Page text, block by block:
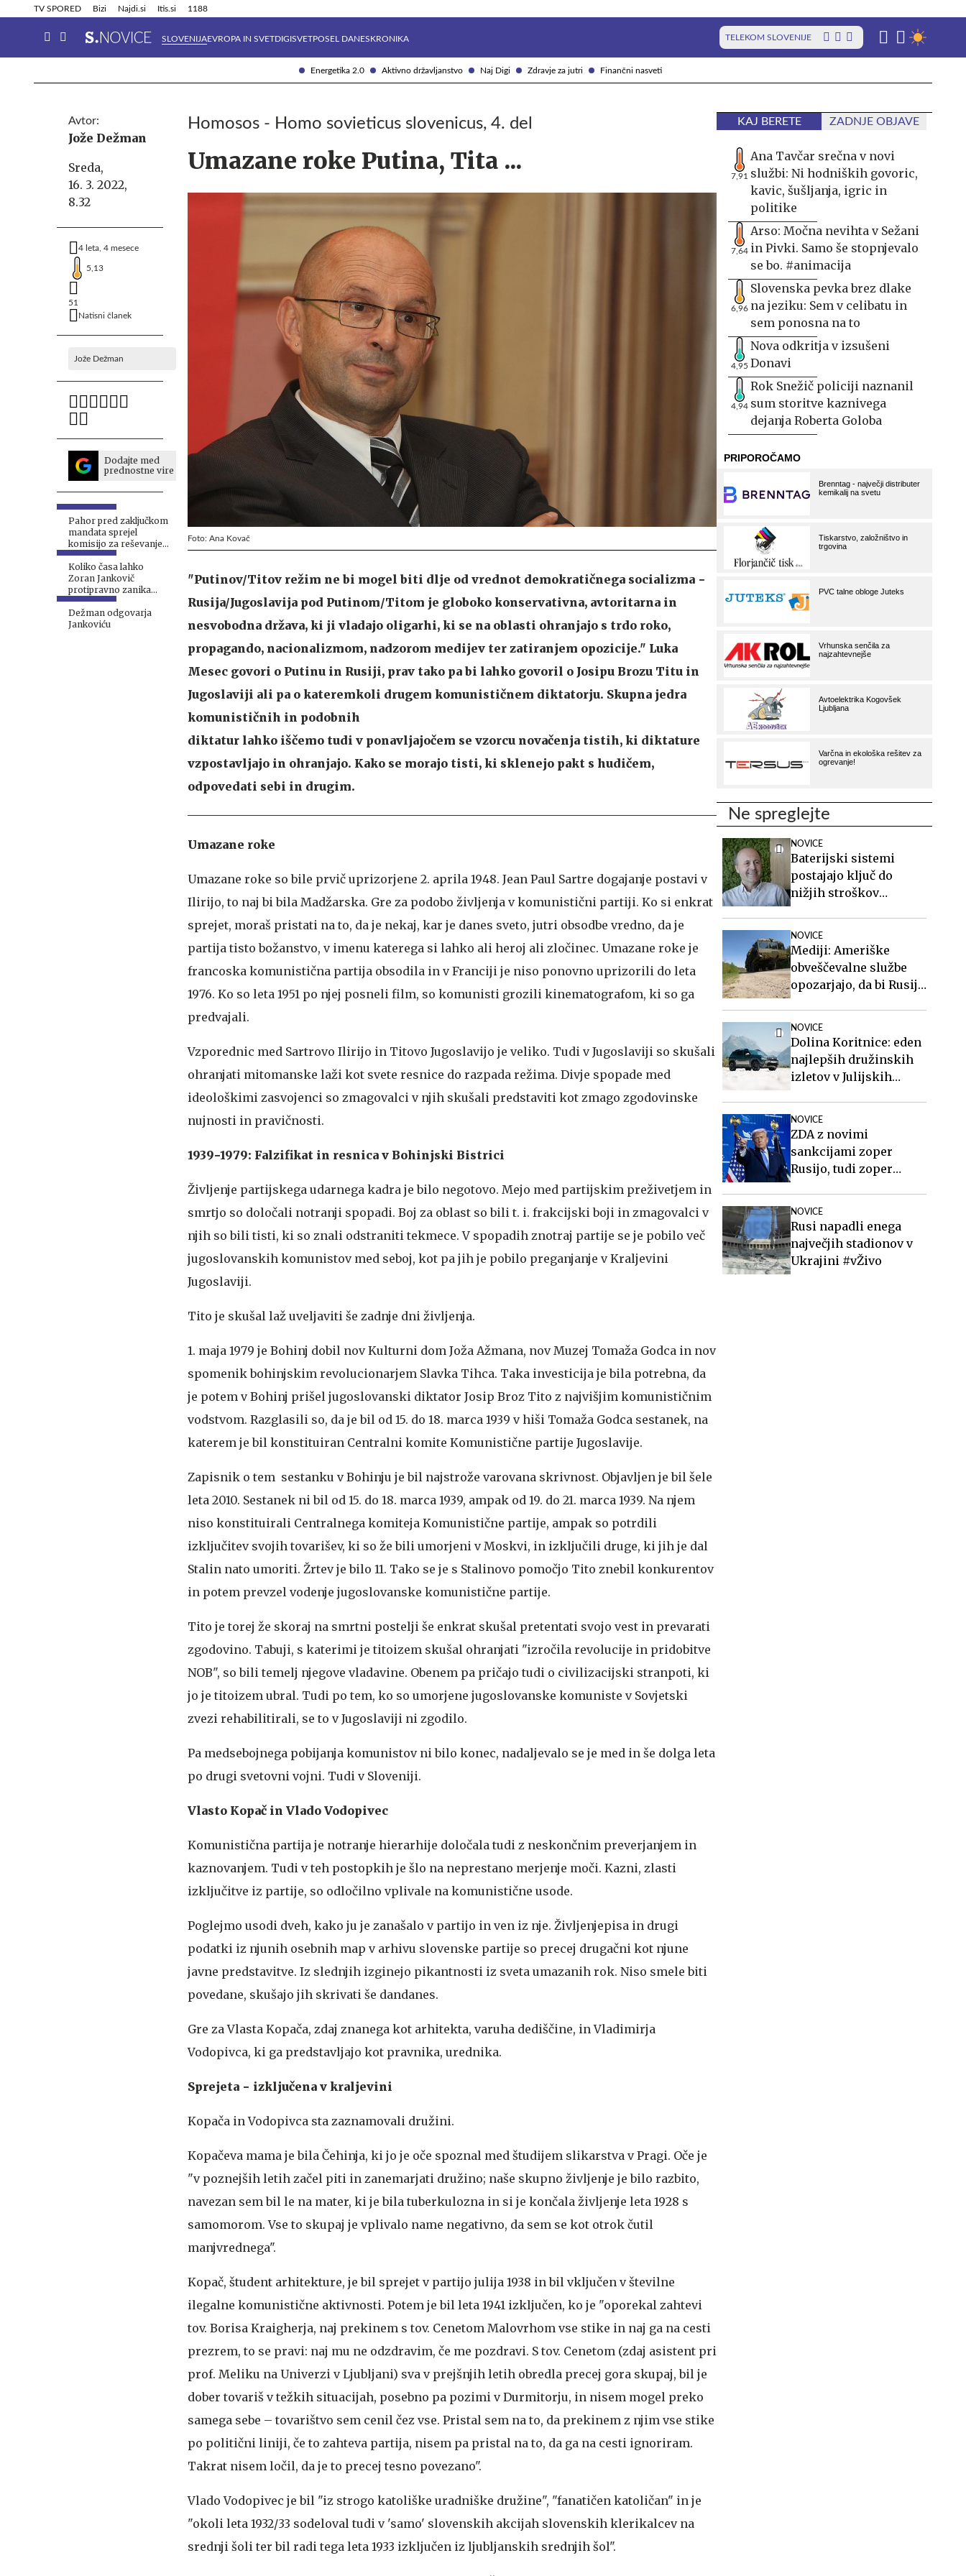
Energetika 2.0 Aktivno državljanstvo Naj Digi Zdravje za jutri Finančni nasveti
TV SPORED Bizi Najdi.si Itis.si 1188
SLOVENIJAEVROPA IN SVETDIGISVETPOSEL DANESKRONIKA TELEKOM SLOVENIJE
Info in obvestila Tehnik
Avtor:
Jože Dežman
Sreda,
16. 3. 2022,
8.32
4 leta, 4 mesece
5,13
51
Natisni članek
Jože Dežman
Dodajte med
prednostne vire
Pahor pred zaključkom
mandata sprejel
komisijo za reševanje
prikritih grobišč
Koliko časa lahko
Zoran Jankovič
protipravno zanika
pravico do groba in
spomina?
Dežman odgovarja
Jankoviću
Homosos - Homo sovieticus slovenicus, 4. del
Umazane roke Putina, Tita ...
Foto: Ana Kovač
"Putinov/Titov režim ne bi mogel biti dlje od vrednot demokratičnega socializma −
Rusija/Jugoslavija pod Putinom/Titom je globoko konservativna, avtoritarna in
nesvobodna država, ki ji vladajo oligarhi, ki se na oblasti ohranjajo s trdo roko,
propagando, nacionalizmom, nadzorom medijev ter zatiranjem opozicije." Luka
Mesec govori o Putinu in Rusiji, prav tako pa bi lahko govoril o Josipu Brozu Titu in
Jugoslaviji ali pa o kateremkoli drugem komunističnem diktatorju. Skupna jedra
komunističnih in podobnih
diktatur lahko iščemo tudi v ponavljajočem se vzorcu novačenja tistih, ki diktature
vzpostavljajo in ohranjajo. Kako se morajo tisti, ki sklenejo pakt s hudičem,
odpovedati sebi in drugim.
Umazane roke
Umazane roke so bile prvič uprizorjene 2. aprila 1948. Jean Paul Sartre dogajanje postavi v
Ilirijo, to naj bi bila Madžarska. Gre za podobo življenja v komunistični partiji. Ko si enkrat
sprejet, moraš pristati na to, da je nekaj, kar je danes sveto, jutri obsodbe vredno, da je
partija tisto božanstvo, v imenu katerega si lahko ali heroj ali zločinec. Umazane roke je
francoska komunistična partija obsodila in v Franciji je niso ponovno uprizorili do leta
1976. Ko so leta 1951 po njej posneli film, so komunisti grozili kinematografom, ki so ga
predvajali.
Vzporednic med Sartrovo Ilirijo in Titovo Jugoslavijo je veliko. Tudi v Jugoslaviji so skušali
ohranjati mitomanske laži kot svete resnice do razpada režima. Divje spopade med
ideološkimi zasvojenci so zmagovalci v njih skušali predstaviti kot zmago zgodovinske
nujnosti in pravičnosti.
1939−1979: Falzifikat in resnica v Bohinjski Bistrici
Življenje partijskega udarnega kadra je bilo negotovo. Mejo med partijskim preživetjem in
smrtjo so določali notranji spopadi. Boj za oblast so bili t. i. frakcijski boji in zmagovalci v
njih so bili tisti, ki so znali odstraniti tekmece. V spopadih znotraj partije se je pobilo več
jugoslovanskih komunistov med seboj, kot pa jih je pobilo preganjanje v Kraljevini
Jugoslaviji.
Tito je skušal laž uveljaviti še zadnje dni življenja.
1. maja 1979 je Bohinj dobil nov Kulturni dom Joža Ažmana, nov Muzej Tomaža Godca in nov
spomenik bohinjskim revolucionarjem Slavka Tihca. Taka investicija je bila potrebna, da
je potem v Bohinj prišel jugoslovanski diktator Josip Broz Tito z najvišjim komunističnim
vodstvom. Razglasili so, da je bil od 15. do 18. marca 1939 v hiši Tomaža Godca sestanek, na
katerem je bil konstituiran Centralni komite Komunistične partije Jugoslavije.
Zapisnik o tem sestanku v Bohinju je bil najstrože varovana skrivnost. Objavljen je bil šele
leta 2010. Sestanek ni bil od 15. do 18. marca 1939, ampak od 19. do 21. marca 1939. Na njem
niso konstituirali Centralnega komiteja Komunistične partije, ampak so potrdili
izključitev svojih tovarišev, ki so že bili umorjeni v Moskvi, in izključili druge, ki jih je dal
Stalin nato umoriti. Žrtev je bilo 11. Tako se je s Stalinovo pomočjo Tito znebil konkurentov
in potem prevzel vodenje jugoslovanske komunistične partije.
Tito je torej že skoraj na smrtni postelji še enkrat skušal pretentati svojo vest in prevarati
zgodovino. Tabuji, s katerimi je titoizem skušal ohranjati "izročila revolucije in pridobitve
NOB", so bili temelj njegove vladavine. Obenem pa pričajo tudi o civilizacijski stranpoti, ki
jo je titoizem ubral. Tudi po tem, ko so umorjene jugoslovanske komuniste v Sovjetski
zvezi rehabilitirali, se to v Jugoslaviji ni zgodilo.
Pa medsebojnega pobijanja komunistov ni bilo konec, nadaljevalo se je med in še dolga leta
po drugi svetovni vojni. Tudi v Sloveniji.
Vlasto Kopač in Vlado Vodopivec
Komunistična partija je notranje hierarhije določala tudi z neskončnim preverjanjem in
kaznovanjem. Tudi v teh postopkih je šlo na neprestano merjenje moči. Kazni, zlasti
izključitve iz partije, so odločilno vplivale na komunistične usode.
Poglejmo usodi dveh, kako ju je zanašalo v partijo in ven iz nje. Življenjepisa in drugi
podatki iz njunih osebnih map v arhivu slovenske partije so precej drugačni kot njune
javne predstavitve. Iz slednjih izginejo pikantnosti iz sveta umazanih rok. Niso smele biti
povedane, skušajo jih skrivati še dandanes.
Gre za Vlasta Kopača, zdaj znanega kot arhitekta, varuha dediščine, in Vladimirja
Vodopivca, ki ga predstavljajo kot pravnika, urednika.
Sprejeta − izključena v kraljevini
Kopača in Vodopivca sta zaznamovali družini.
Kopačeva mama je bila Čehinja, ki jo je oče spoznal med študijem slikarstva v Pragi. Oče je
"v poznejših letih začel piti in zanemarjati družino; naše skupno življenje je bilo razbito,
navezan sem bil le na mater, ki je bila tuberkulozna in si je končala življenje leta 1928 s
samomorom. Vse to skupaj je vplivalo name negativno, da sem se kot otrok čutil
manjvrednega".
Kopač, študent arhitekture, je bil sprejet v partijo julija 1938 in bil vključen v številne
ilegalne komunistične aktivnosti. Potem je bil leta 1941 izključen, ko je "oporekal zahtevi
tov. Borisa Kraigherja, naj prekinem s tov. Cenetom Malovrhom vse stike in naj ga na cesti
prezrem, to se pravi: naj mu ne odzdravim, če me pozdravi. S tov. Cenetom (zdaj asistent pri
prof. Meliku na Univerzi v Ljubljani) sva v prejšnjih letih obredla precej gora skupaj, bil je
dober tovariš v težkih situacijah, posebno pa pozimi v Durmitorju, in nisem mogel preko
samega sebe – tovarištvo sem cenil čez vse. Pristal sem na to, da prekinem z njim vse stike
po politični liniji, če to zahteva partija, nisem pa pristal na to, da ga na cesti ignoriram.
Takrat nisem ločil, da je to precej tesno povezano".
Vlado Vodopivec je bil "iz strogo katoliške uradniške družine", "fanatičen katoličan" in je
"okoli leta 1932/33 sodeloval tudi v 'samo' slovenskih akcijah slovenskih klerikalcev na
srednji šoli ter bil radi tega leta 1933 izključen iz ljubljanskih srednjih šol".
KAJ BERETE ZADNJE OBJAVE
7,91
Ana Tavčar srečna v novi
službi: Ni hodniških govoric,
kavic, šušljanja, igric in
politike
7,64
Arso: Močna nevihta v Sežani
in Pivki. Samo še stopnjevalo
se bo. #animacija
6,96
Slovenska pevka brez dlake
na jeziku: Sem v celibatu in
sem ponosna na to
4,95
Nova odkritja v izsušeni
Donavi
4,94
Rok Snežič policiji naznanil
sum storitve kaznivega
dejanja Roberta Goloba
Ne spreglejte
NOVICE
Baterijski sistemi
postajajo ključ do
nižjih stroškov
NOVICE
Mediji: Ameriške
obveščevalne službe
opozarjajo, da bi Rusija
NOVICE
Dolina Koritnice: eden
najlepših družinskih
izletov v Julijskih
NOVICE
ZDA z novimi
sankcijami zoper
Rusijo, tudi zoper
NOVICE
Rusi napadli enega
največjih stadionov v
Ukrajini #vŽivo